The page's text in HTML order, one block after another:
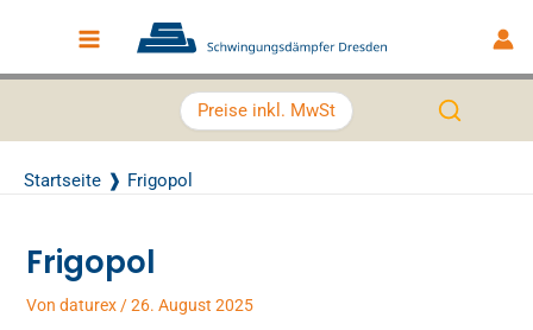
Main Menu
Preise inkl. MwSt
Startseite Frigopol
Frigopol
Von daturex /26. August 2025